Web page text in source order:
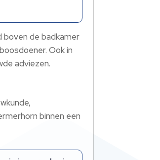
boven de badkamer
Ook in
adviezen.
binnen een